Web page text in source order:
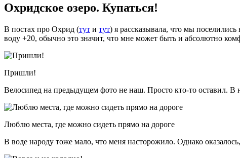
Охридское озеро. Купаться!
В постах про Охрид (тут и тут) я рассказывала, что мы
воду +20, обычно это значит, что мне может быть и абсолютно
Пришли!
Велосипед на предыдущем фото не наш. Просто кто-то оставил.
Люблю места, где можно сидеть прямо на дороге
В воде народу тоже мало, что меня насторожило. Однако